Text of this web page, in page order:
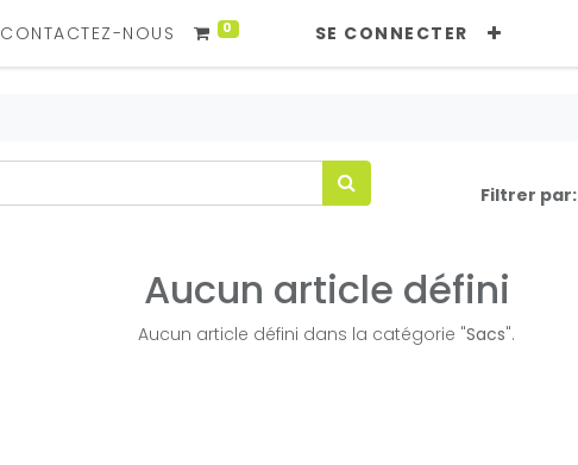
CONTACTEZ-NOUS 0 SE CONNECTER
Filtrer par:
Aucun article défini
Aucun article défini dans la catégorie "Sacs".